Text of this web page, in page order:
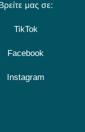
Βρείτε μας σε:
TikTok
Facebook
Instagram